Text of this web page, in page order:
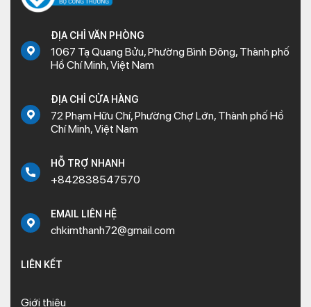
ĐỊA CHỈ VĂN PHÒNG
1067 Tạ Quang Bửu, Phường Bình Đông, Thành phố
Hồ Chí Minh, Việt Nam
ĐỊA CHỈ CỬA HÀNG
72 Phạm Hữu Chí, Phường Chợ Lớn, Thành phố Hồ
Chí Minh, Việt Nam
HỖ TRỢ NHANH
+842838547570
EMAIL LIÊN HỆ
chkimthanh72@gmail.com
LIÊN KẾT
Giới thiệu